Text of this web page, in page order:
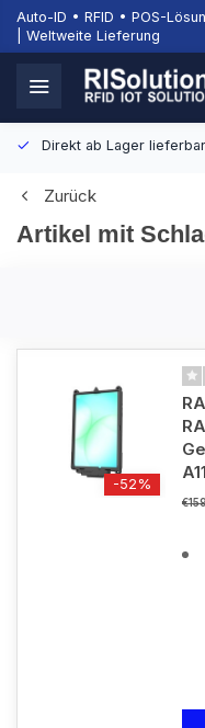
Auto-ID • RFID • POS-
| Weltweite Lieferung
Direkt ab Lager lieferbar
Zurück
Artikel mit
-52%